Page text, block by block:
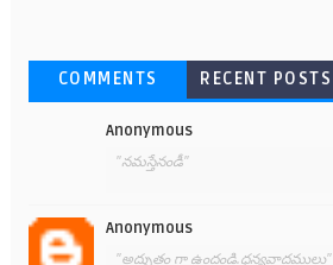
COMMENTS RECENT POSTS
Anonymous
"నమస్తేనండీ"
Anonymous
"అద్భుతం గా ఉందండి.ధన్యవాదములు"